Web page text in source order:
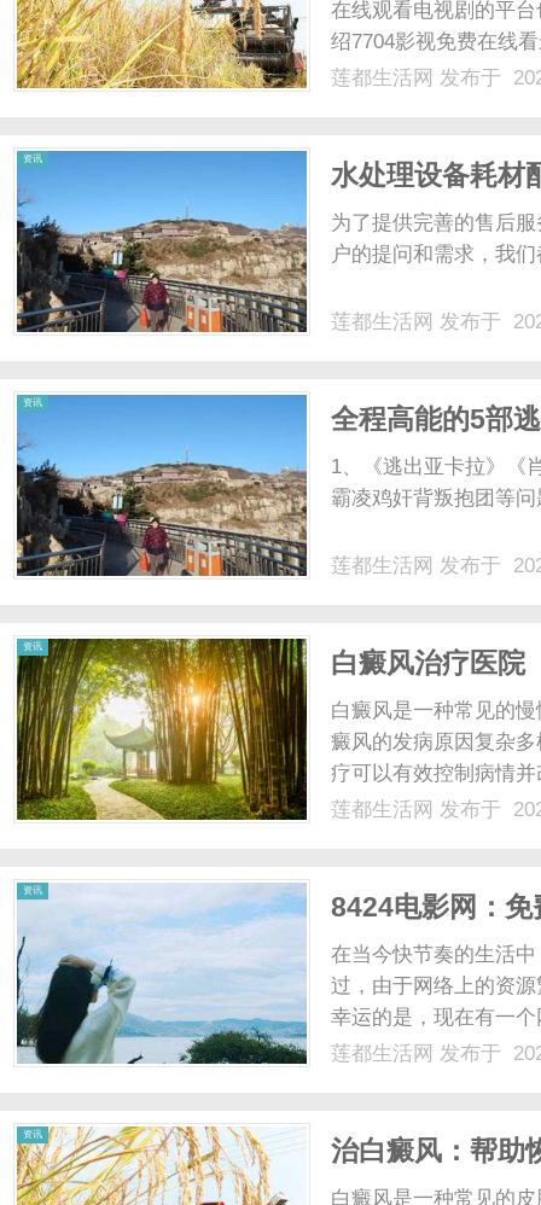
在线观看电视剧的平
绍7704影视免费在线
供免费的在线观看服
莲都生活网 发布于
资讯
水处理设备耗材
为了提供完善的售后
户的提问和需求，我
莲都生活网 发布于
资讯
全程高能的5部
1、《逃出亚卡拉》《
霸凌鸡奸背叛抱团等
莲都生活网 发布于
资讯
白癜风治疗医院
白癜风是一种常见的
癜风的发病原因复杂
疗可以有效控制病情
风治疗医院非常重要
莲都生活网 发布于
资讯
8424电影网：
在当今快节奏的生活
过，由于网络上的资
幸运的是，现在有一
网。8424电影网是一
莲都生活网 发布于
资讯
治白癜风：帮助
白癜风是一种常见的